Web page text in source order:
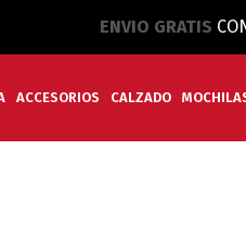
ENVIO GRATIS
ACCESORIOS CALZADO